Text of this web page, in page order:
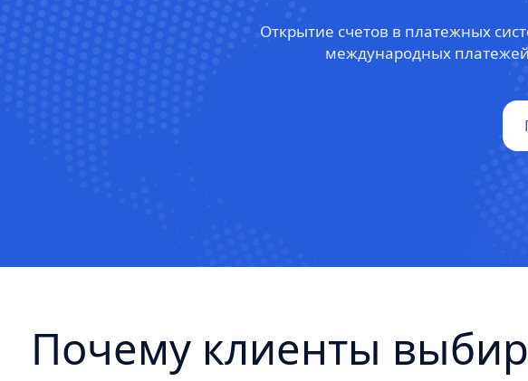
Открытие счетов в платежных
международных
Почему клиенты